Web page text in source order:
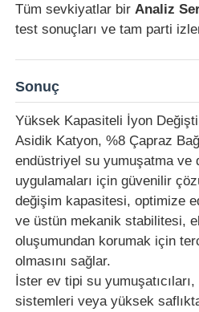
Tüm sevkiyatlar bir Analiz
test sonuçları ve tam parti
Sonuç
Yüksek Kapasiteli İyon
Asidik Katyon, %8 Çapraz
endüstriyel su yumuşatma ve
uygulamaları için güvenilir
değişim kapasitesi, optimize
ve üstün mekanik stabilitesi,
oluşumundan korumak için
olmasını sağlar.
İster ev tipi su
sistemleri veya yüksek